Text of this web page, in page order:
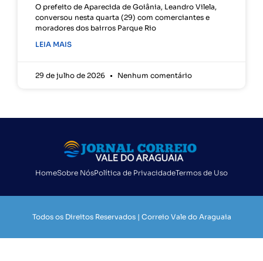
O prefeito de Aparecida de Goiânia, Leandro Vilela,
conversou nesta quarta (29) com comerciantes e
moradores dos bairros Parque Rio
LEIA MAIS
29 de julho de 2026 Nenhum comentário
HomeSobre NósPolítica de PrivacidadeTermos de Uso
Todos os Direitos Reservados | Correio Vale do Araguaia